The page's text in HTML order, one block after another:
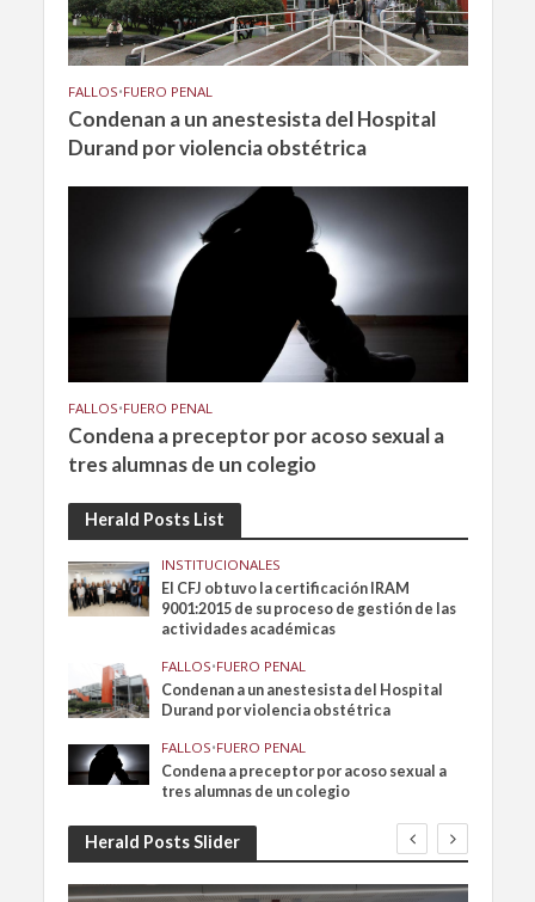
FALLOS•FUERO PENAL
Condenan a un anestesista del Hospital
Durand por violencia obstétrica
FALLOS•FUERO PENAL
Condena a preceptor por acoso sexual a
tres alumnas de un colegio
Herald Posts List
INSTITUCIONALES
El CFJ obtuvo la certificación IRAM
9001:2015 de su proceso de gestión de las
actividades académicas
FALLOS•FUERO PENAL
Condenan a un anestesista del Hospital
Durand por violencia obstétrica
FALLOS•FUERO PENAL
Condena a preceptor por acoso sexual a
tres alumnas de un colegio
Herald Posts Slider